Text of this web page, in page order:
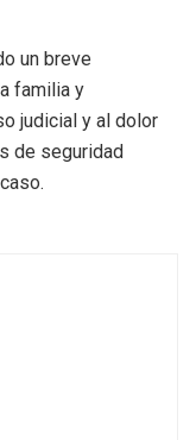
un breve
familia y
judicial y al dolor
de seguridad